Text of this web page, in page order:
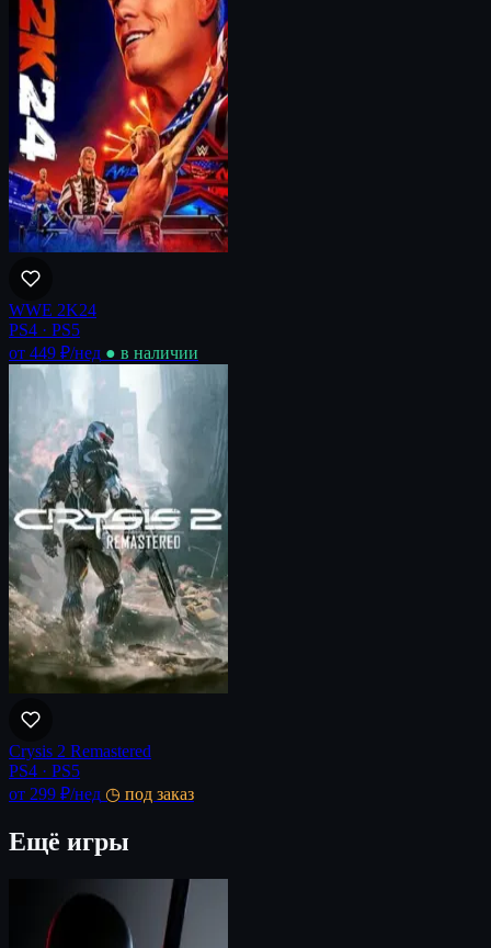
WWE 2K24
PS4 · PS5
от 449 ₽/нед ● в наличии
Crysis 2 Remastered
PS4 · PS5
от 299 ₽/нед ◷ под заказ
Ещё игры